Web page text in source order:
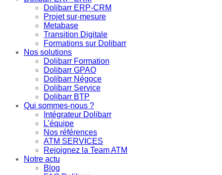
Dolibarr ERP-CRM
Projet sur-mesure
Metabase
Transition Digitale
Formations sur Dolibarr
Nos solutions
Dolibarr Formation
Dolibarr GPAO
Dolibarr Négoce
Dolibarr Service
Dolibarr BTP
Qui sommes-nous ?
Intégrateur Dolibarr
L’équipe
Nos références
ATM SERVICES
Rejoignez la Team ATM
Notre actu
Blog